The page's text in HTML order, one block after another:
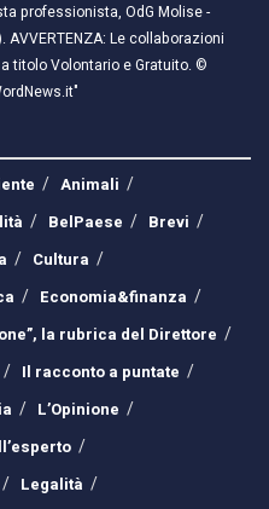
professionista, OdG Molise -
Le collaborazioni
titolo Volontario e Gratuito. ©
Animali
BelPaese
Brevi
Cultura
Economia&finanza
la rubrica del Direttore
Il racconto a puntate
L’Opinione
Legalità